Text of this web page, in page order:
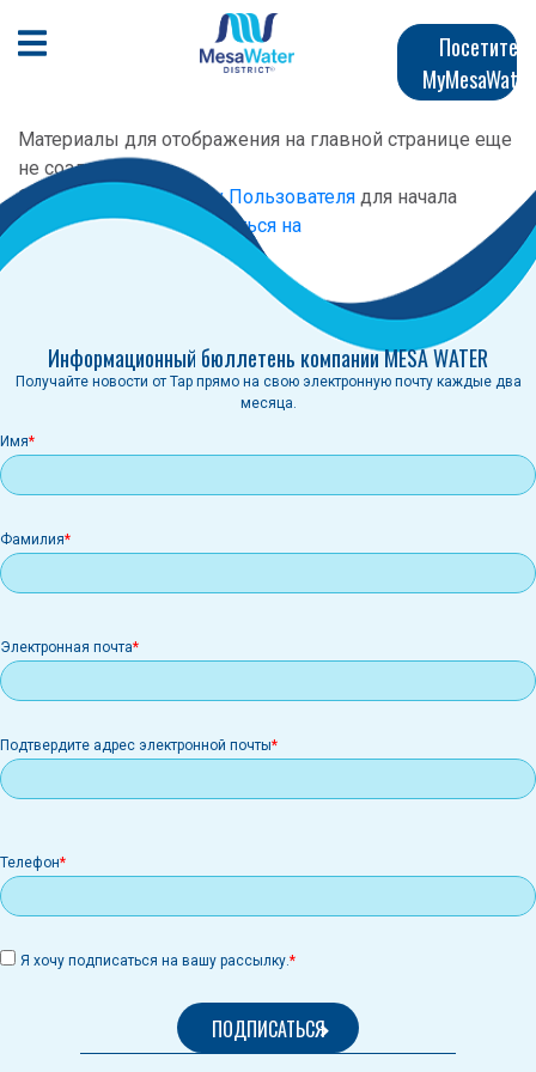
Главная
Открыть мобильное меню
Посетите
MyMesaWater
Материалы для отображения на главной странице еще
не созданы.
Следуйте
Руководству Пользователя для начала
создания сайта.Подписаться на
Информационный бюллетень компании MESA WATER
Получайте новости от Tap прямо на свою электронную почту каждые два
месяца.
Имя
Фамилия
Электронная
почта
Электронная почта
Подтвердите адрес электронной почты
Телефон
Я хочу подписаться на вашу рассылку.